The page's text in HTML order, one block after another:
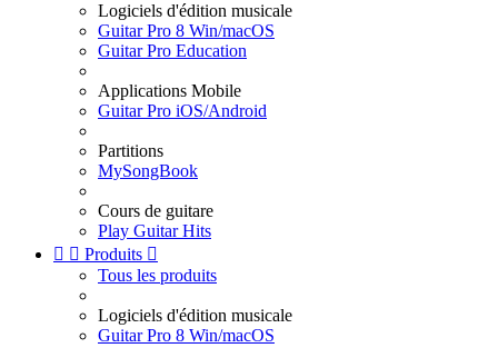
Logiciels d'édition musicale
Guitar Pro 8 Win/macOS
Guitar Pro Education
Applications Mobile
Guitar Pro iOS/Android
Partitions
MySongBook
Cours de guitare
Play Guitar Hits
  Produits 
Tous les produits
Logiciels d'édition musicale
Guitar Pro 8 Win/macOS